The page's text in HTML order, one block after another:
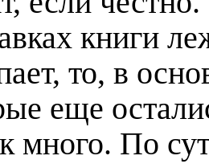
книги
то, в
еще
много. По